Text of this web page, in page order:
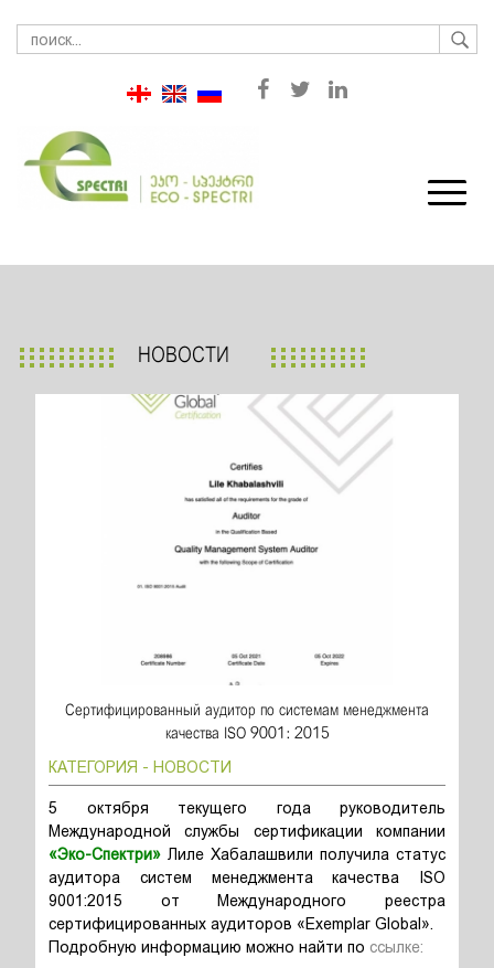
НОВОСТИ
Сертифицированный аудитор по системам менеджмента
качества ISO 9001: 2015
КАТЕГОРИЯ - НОВОСТИ
5 октября текущего года руководитель
Международной службы сертификации компании
«Эко-Спектри» Лиле Хабалашвили получила статус
аудитора систем менеджмента качества ISO
9001:2015 от Международного реестра
сертифицированных аудиторов «Exemplar Global».
Подробную информацию можно найти по ссылке: